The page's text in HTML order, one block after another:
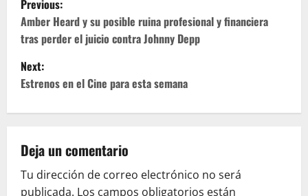
o
s
t
n
a
v
Previous:
Amber Heard y su posible ruina profesional y financiera
tras perder el juicio contra Johnny Depp
Next:
Estrenos en el Cine para esta semana
Deja un comentario
Tu dirección de correo electrónico no será
publicada. Los campos obligatorios están